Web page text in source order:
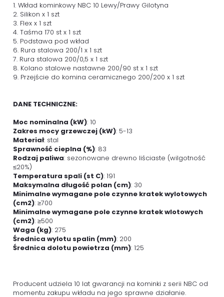
1. Wkład kominkowy NBC 10 Lewy/Prawy Gilotyna
2. Silikon x 1 szt
3. Flex x 1 szt
4. Taśma 170 st x 1 szt
5. Podstawa pod wkład
6. Rura stalowa 200/1 x 1 szt
7. Rura stalowa 200/0,5 x 1 szt
8. Kolano stalowe nastawne 200/90 st x 1 szt
9. Przejście do komina ceramicznego 200/200 x 1 szt
DANE TECHNICZNE:
Moc nominalna (kW): 10
Zakres mocy grzewczej (kW): 5-13
Materiał: stal
Sprawność cieplna (%): 83
Rodzaj paliwa: sezonowane drewno liściaste (wilgotność
≤20%)
Temperatura spali (st C): 191
Maksymalna długość polan (cm): 30
Minimalne wymagane pole czynne kratek wylotowych
(cm2): ≥700
Minimalne wymagane pole czynne kratek wlotowych
(cm2): ≥500
Waga (kg): 275
Średnica wylotu spalin (mm): 200
Średnica dolotu powietrza (mm): 125
Producent udziela 10 lat gwarancji na kominki z serii NBC od
momentu zakupu wkładu na jego sprawne działanie.